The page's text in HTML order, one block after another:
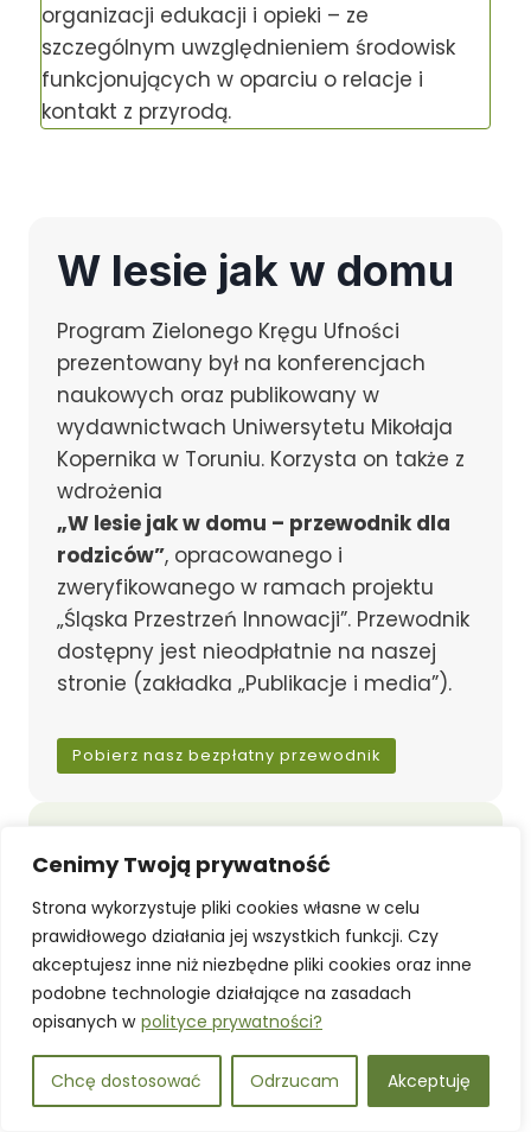
Cenimy Twoją prywatność
Strona wykorzystuje pliki cookies własne w celu
prawidłowego działania jej wszystkich funkcji. Czy
akceptujesz inne niż niezbędne pliki cookies oraz inne
podobne technologie działające na zasadach
opisanych w polityce prywatności?
Chcę dostosować Odrzucam Akceptuję
organizacji edukacji i opieki – ze
szczególnym uwzględnieniem środowisk
funkcjonujących w oparciu o relacje i
kontakt z przyrodą.
W lesie jak w domu
Program Zielonego Kręgu Ufności
prezentowany był na konferencjach
naukowych oraz publikowany w
wydawnictwach Uniwersytetu Mikołaja
Kopernika w Toruniu. Korzysta on także z
wdrożenia
„W lesie jak w domu – przewodnik dla
rodziców”, opracowanego i
zweryfikowanego w ramach projektu
„Śląska Przestrzeń Innowacji”. Przewodnik
dostępny jest nieodpłatnie na naszej
stronie (zakładka „Publikacje i media”).
Pobierz nasz bezpłatny przewodnik